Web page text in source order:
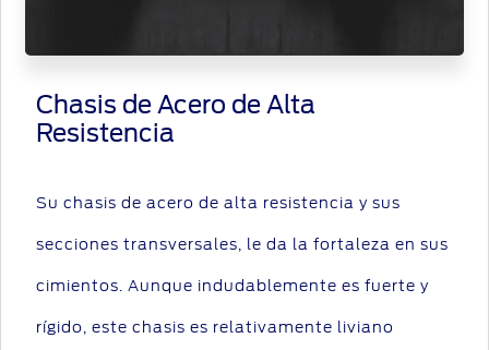
Chasis de Acero de Alta
Resistencia
Su chasis de acero de alta resistencia y sus
secciones transversales, le da la fortaleza en sus
cimientos. Aunque indudablemente es fuerte y
rígido, este chasis es relativamente liviano